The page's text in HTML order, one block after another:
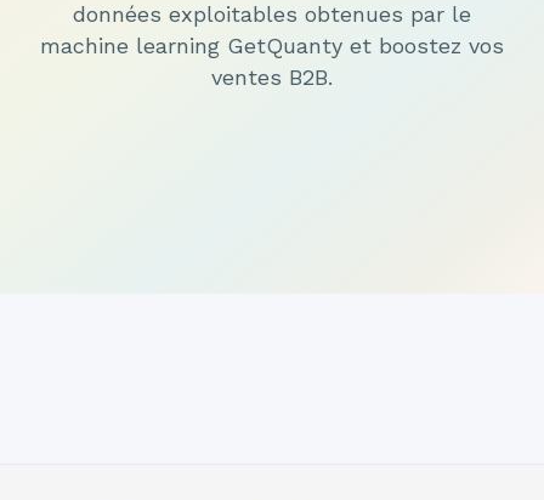
données exploitables obtenues par le
machine learning GetQuanty et boostez vos
ventes B2B.